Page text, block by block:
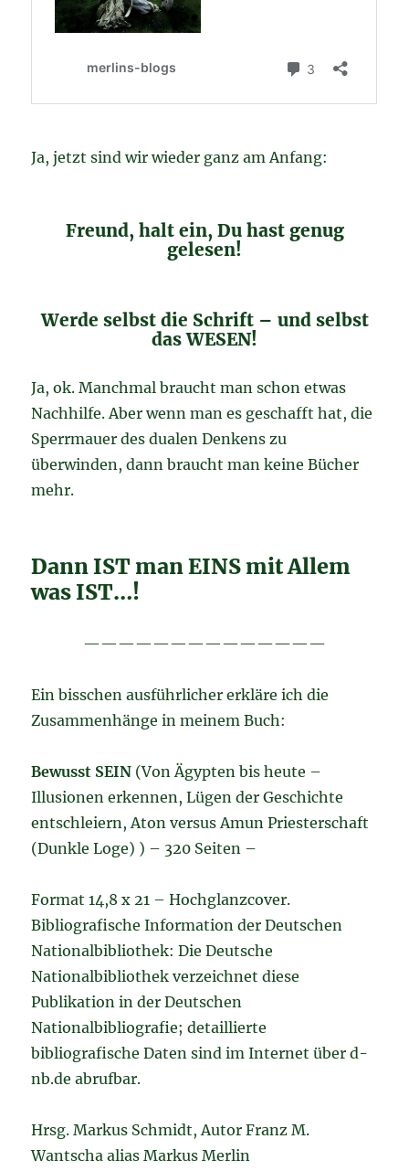
Ja, jetzt sind wir wieder ganz am Anfang:
Freund, halt ein, Du hast genug
gelesen!
Werde selbst die Schrift – und selbst
das WESEN!
Ja, ok. Manchmal braucht man schon etwas
Nachhilfe. Aber wenn man es geschafft hat, die
Sperrmauer des dualen Denkens zu
überwinden, dann braucht man keine Bücher
mehr.
Dann IST man EINS mit Allem
was IST…!
——————————————
Ein bisschen ausführlicher erkläre ich die
Zusammenhänge in meinem Buch:
Bewusst SEIN (Von Ägypten bis heute –
Illusionen erkennen, Lügen der Geschichte
entschleiern, Aton versus Amun Priesterschaft
(Dunkle Loge) ) – 320 Seiten –
Format 14,8 x 21 – Hochglanzcover.
Bibliografische Information der Deutschen
Nationalbibliothek: Die Deutsche
Nationalbibliothek verzeichnet diese
Publikation in der Deutschen
Nationalbibliografie; detaillierte
bibliografische Daten sind im Internet über d-
nb.de abrufbar.
Hrsg. Markus Schmidt, Autor Franz M.
Wantscha alias Markus Merlin